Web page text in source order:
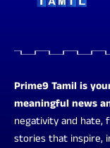
Prime9 Tamil is
meaningful news
negativity and hate,
stories that inspire,